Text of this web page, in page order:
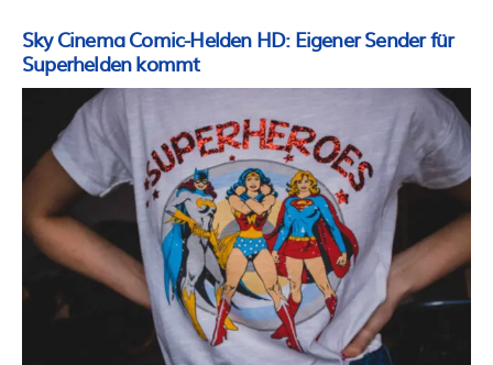
Sky Cinema Comic-Helden HD: Eigener Sender für
Superhelden kommt